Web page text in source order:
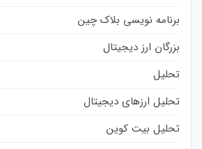
برنامه نویسی بلاک چین
بزرگان ارز دیجیتال
تحلیل
تحلیل ارزهای دیجیتال
تحلیل بیت کوین